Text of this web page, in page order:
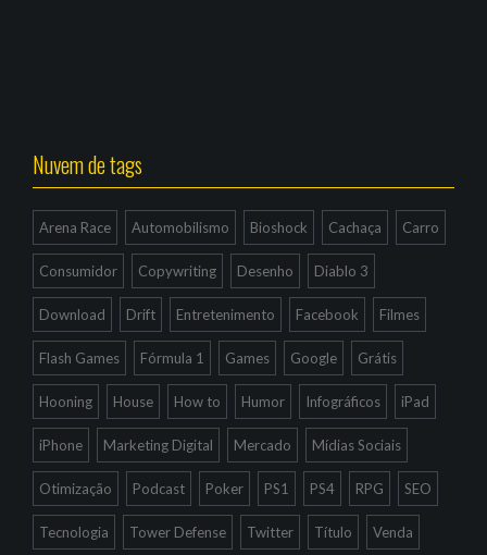
Nuvem de tags
Arena Race Automobilismo Bioshock Cachaça Carro
Consumidor Copywriting Desenho Diablo 3
Download Drift Entretenimento Facebook Filmes
Flash Games Fórmula 1 Games Google Grátis
Hooning House How to Humor Infográficos iPad
iPhone Marketing Digital Mercado Mídias Sociais
Otimização Podcast Poker PS1 PS4 RPG SEO
Tecnologia Tower Defense Twitter Título Venda